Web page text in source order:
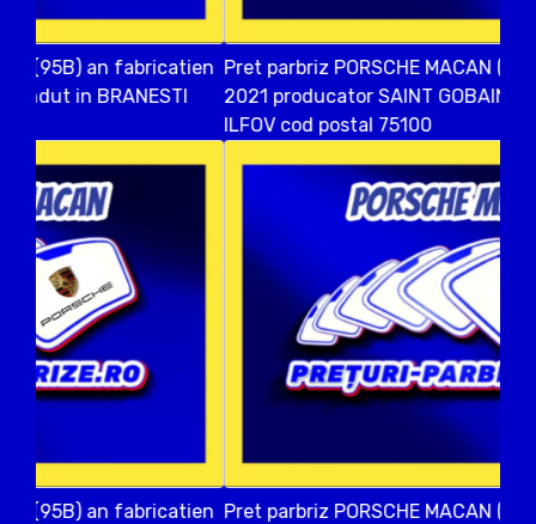
Pret parbriz PORSCHE MACAN (95B) an fabricatien
2021 producator SAINT GOBAIN vandut in OTOPENI
ILFOV cod postal 75100
Pret parbriz PORSCHE MACAN (95B) an fabricatien